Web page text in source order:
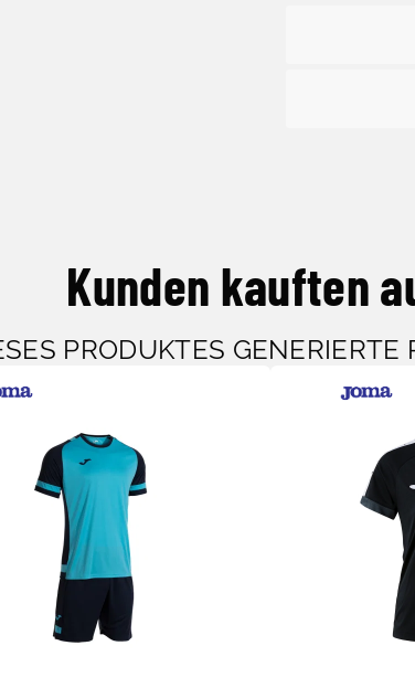
Kunden kauften
PRODUKTES GENERIERTE